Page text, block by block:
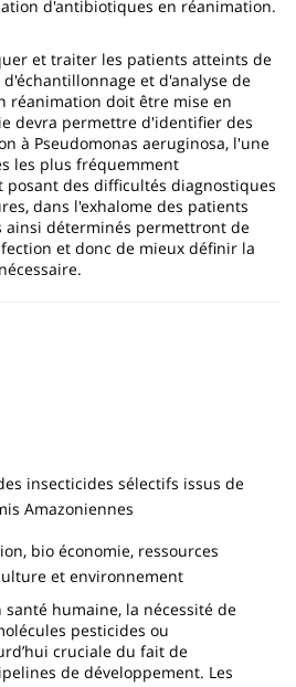
d'antibiotiques en réanimation.
et traiter les patients atteints de
d'échantillonnage et d'analyse de
réanimation doit être mise en
devra permettre d'identifier des
à Pseudomonas aeruginosa, l'une
les plus fréquemment
posant des difficultés diagnostiques
dans l'exhalome des patients
ainsi déterminés permettront de
et donc de mieux définir la
insecticides sélectifs issus de
Amazoniennes
bio économie, ressources
et environnement
humaine, la nécessité de
pesticides ou
cruciale du fait de
de développement. Les